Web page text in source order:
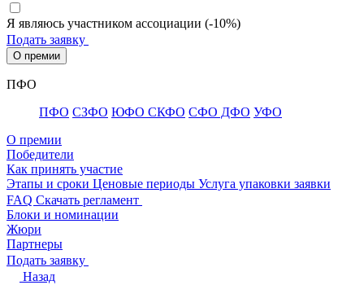
Я являюсь участником ассоциации (-10%)
Подать заявку
О премии
ПФО
ПФО СЗФО ЮФО СКФО CФО ДФО УФО
О премии
Победители
Как принять участие
Этапы и сроки Ценовые периоды Услуга упаковки заявки
FAQ Скачать регламент
Блоки и номинации
Жюри
Партнеры
Подать заявку
Назад